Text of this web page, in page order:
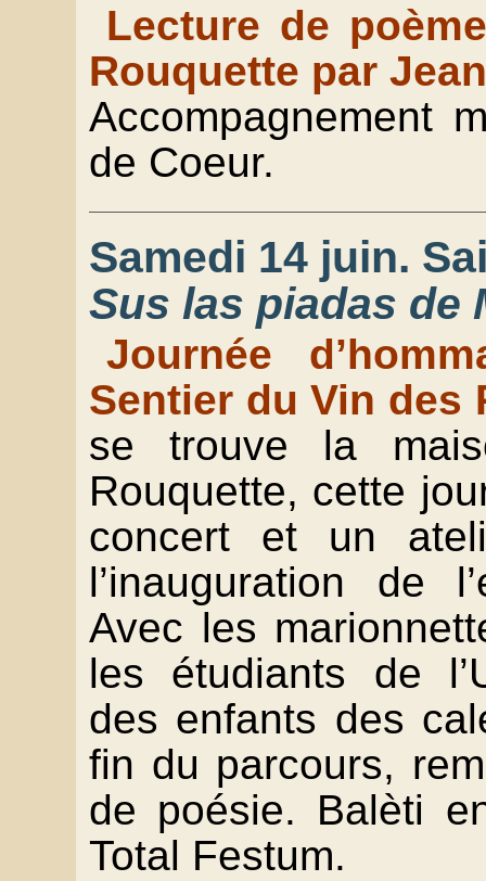
Lecture de
Rouquette par
Accompagnement
de Coeur.
Samedi 14 juin.
Sus las piadas de
Journée
Sentier du Vin des
se trouve la
Rouquette, cette
concert et un
l’inauguration de
Avec les
les étudiants de
des enfants des
fin du parcours,
de poésie. Balèti
Total Festum.